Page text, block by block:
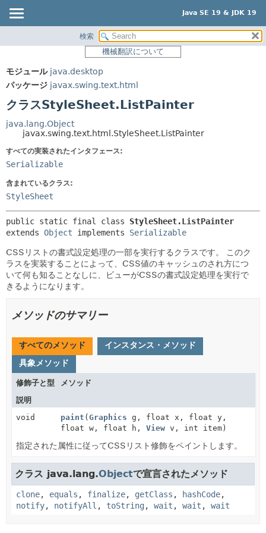
Java SE 19 & JDK 19
パッケージ
使用
ツリー
プレビュー
新規
非推奨
ヘルプ
サマリー:
ネスト済
メソッド
詳細:
検索
機械翻訳について
モジュール java.desktop
パッケージ javax.swing.text.html
クラスStyleSheet.ListPainter
java.lang.Object
javax.swing.text.html.StyleSheet.ListPainter
すべての実装されたインタフェース:
Serializable
含まれているクラス:
StyleSheet
public static final class StyleSheet.ListPainter
extends Object implements Serializable
CSSリストの書式設定処理の一部を実行するクラスです。
このク
ラスを実装することによって、CSS値のキャッシュのされ方につ
いて何も知ることなしに、ビューがCSSの書式設定処理を実行で
きるようになります。
メソッドのサマリー
すべてのメソッド
インスタンス・メソッド
具象メソッド
修飾子と型
メソッド
説明
void
paint (Graphics g, float x, float y,
float w, float h, View v, int item)
指定された属性に従ってCSSリスト修飾をペイントします。
クラス java.lang.Objectで宣言されたメソッド
clone, equals , finalize, getClass , hashCode,
notify, notifyAll , toString , wait , wait , wait